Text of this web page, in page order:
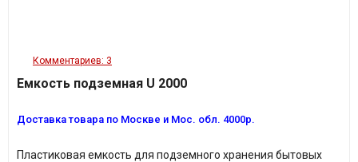
Комментариев: 3
Емкость подземная U 2000
Доставка товара по Москве и Мос. обл. 4000р.
Пластиковая емкость для подземного хранения бытовых